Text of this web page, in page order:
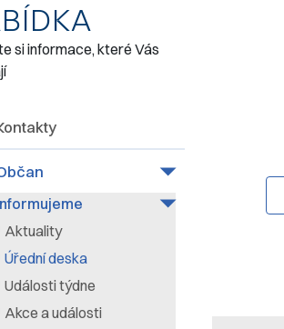
si informace, které Vás
Aktuality
Úřední deska
Události týdne
Akce a události